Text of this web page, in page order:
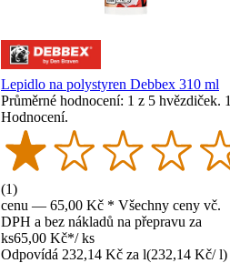
Lepidlo na polystyren Debbex 310 ml
Průměrné hodnocení: 1 z 5 hvězdiček. 1
Hodnocení.
(1)
cenu — 65,00 Kč * Všechny ceny vč.
DPH a bez nákladů na přepravu za
ks65,00 Kč*/ ks
Odpovídá 232,14 Kč za l(232,14 Kč/ l)